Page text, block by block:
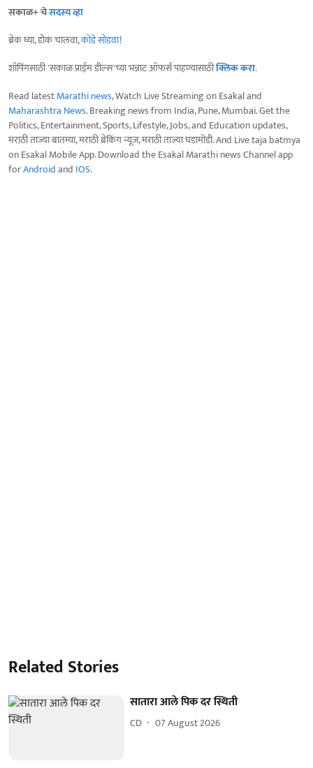
सकाळ+ चेसदस्य व्हा
ब्रेक घ्या, डोकं चालवा,कोडे सोडवा!
शॉपिंगसाठी 'सकाळ प्राईम डील्स'च्या भन्नाट ऑफर्स पाहण्यासाठीक्लिक करा.
Read latestMarathi news, Watch Live Streaming on Esakal and
Maharashtra News. Breaking news from India, Pune, Mumbai. Get the
Politics, Entertainment, Sports, Lifestyle, Jobs, and Education updates,
मराठी ताज्या बातम्या, मराठी ब्रेकिंग न्यूज, मराठी ताज्या घडामोडी. And Live taja batmya
on Esakal Mobile App. Download the Esakal Marathi news Channel app
forAndroidand IOS.
Related Stories
सातारा आले पिक दर स्थिती
CD 07 August 2026